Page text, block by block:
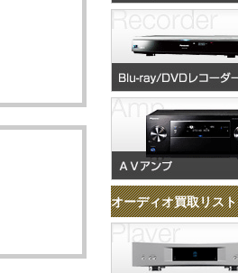
オーディオ買取リスト